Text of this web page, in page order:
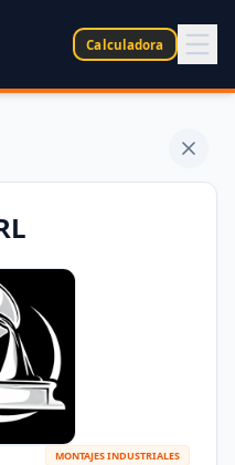
Calculadora
MONTAJES INDUSTRIALES